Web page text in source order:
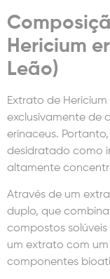
Hericium
Leão)
Extrato de
exclusivamente de
erinaceus.
desidratado como
altamente
Através de um
duplo, que
compostos solúveis
um extrato com
componentes